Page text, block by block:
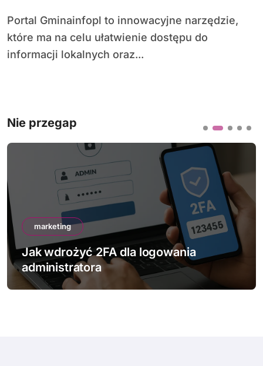
Portal Gminainfopl to innowacyjne narzędzie,
które ma na celu ułatwienie dostępu do
informacji lokalnych oraz...
Nie przegap
marketing
Jak wdrożyć 2FA dla logowania
administratora